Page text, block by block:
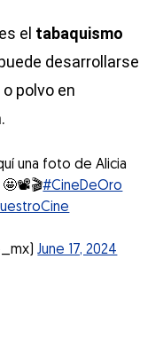
el tabaquismo
desarrollarse
polvo en
una foto de Alicia
🤩📽️🎬#CineDeOro
June 17, 2024